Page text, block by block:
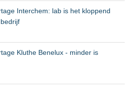
Interchem: lab is het kloppend
Kluthe Benelux - minder is